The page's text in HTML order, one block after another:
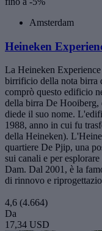
Amsterdam
Heineken
La Heineken
birrificio della nota birra
comprò questo edificio
della birra De Hooiberg,
diede il suo nome.
1988, anno in cui fu
della Heineken).
quartiere De Pjip, una
sui canali e per
Dam. Dal 2001, è la
di rinnovo e
4,6 (4.664)
Da
17,34 USD